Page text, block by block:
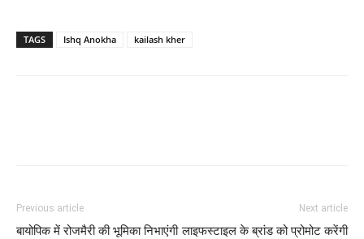
TAGS Ishq Anokha kailash kher
Previous article
बायोपिक में रोजमैरी की भूमिका निभाएंगी
Next article
लाइफस्टाइल के ब्रांड को प्रोमोट करेंगी